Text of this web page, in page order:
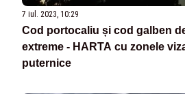
7 iul. 2023, 10:29
Cod portocaliu și cod galben
extreme - HARTA cu zonele
puternice